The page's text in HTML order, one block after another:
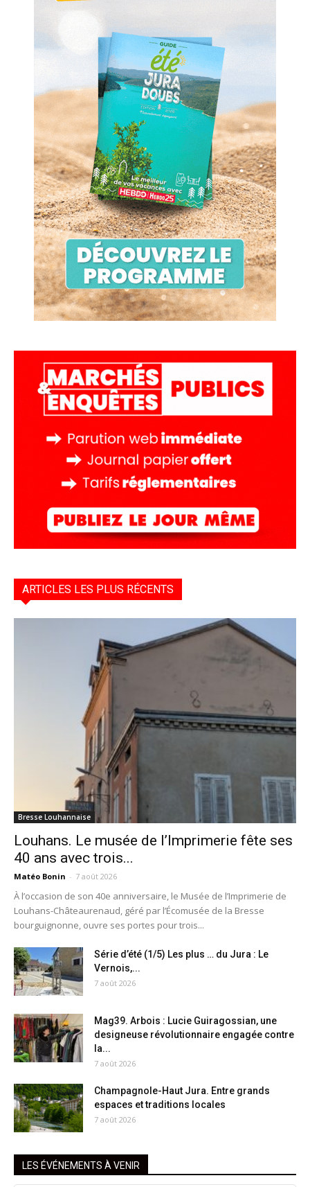
ARTICLES LES PLUS RÉCENTS
Bresse Louhannaise
Louhans. Le musée de l’Imprimerie fête ses
40 ans avec trois...
Matéo Bonin - 7 août 2026
À l’occasion de son 40e anniversaire, le Musée de l’Imprimerie de
Louhans-Châteaurenaud, géré par l’Écomusée de la Bresse
bourguignonne, ouvre ses portes pour trois...
Série d’été (1/5) Les plus … du Jura : Le
Vernois,...
7 août 2026
Mag39. Arbois : Lucie Guiragossian, une
designeuse révolutionnaire engagée contre
la...
7 août 2026
Champagnole-Haut Jura. Entre grands
espaces et traditions locales
7 août 2026
LES ÉVÉNEMENTS À VENIR